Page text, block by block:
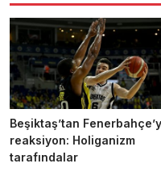
Beşiktaş’tan
reaksiyon: Holiganizm
tarafındalar